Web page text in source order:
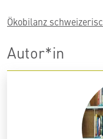
Ökobilanz
Autor*in